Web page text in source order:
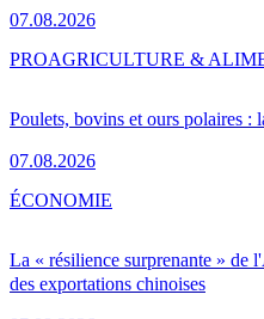
07.08.2026
Poulets, bovins et ours polaires :
07.08.2026
PROAGRICULTURE &
La « résilience surprenante » de
des exportations chinoises
ÉCONOMIE